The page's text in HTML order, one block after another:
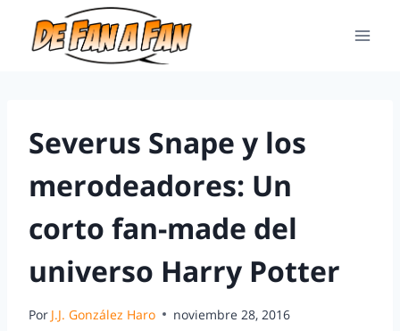
Severus Snape y los
merodeadores: Un
corto fan-made del
universo Harry Potter
Por J.J. González Haro noviembre 28, 2016